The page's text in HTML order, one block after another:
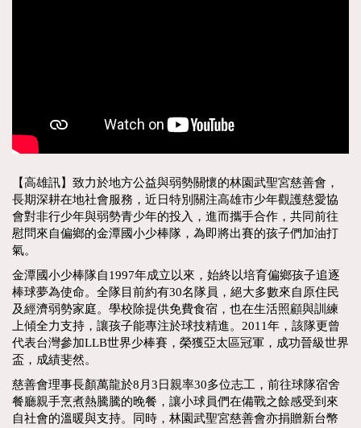
【高雄訊】致力於地方公益與弱勢關懷的林園武聖宮慈善會，
長期深耕在地社會服務，近日特別關注高雄市少年觀護慈愛協
會對非行少年與弱勢青少年的投入，進而攜手合作，共同前往
慰問來自偏鄉的金潭國小少棒隊，為即將出賽的孩子們加油打
氣。
金潭國小少棒隊自1997年成立以來，始終以培育偏鄉孩子追逐
棒球夢為使命。全隊目前約有30名隊員，絕大多數來自原住民
及經濟弱勢家庭。學校除提供免費食宿，也在生活照顧與訓練
上傾全力支持，讓孩子能專注於球技精進。2011年，該隊更曾
代表台灣參加LLB世界少棒賽，榮獲亞太區冠軍，成功晉級世界
盃，成績斐然。
慈善會理事長顏萬龍於8月3日親率30多位志工，前往球隊宿舍
餐廳親手烹煮熱騰騰的晚餐，讓小球員們在備戰之餘感受到來
自社會的溫暖與支持。同時，林園武聖宮慈善會亦捐贈新台幣